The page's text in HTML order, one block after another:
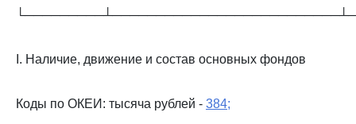
I. Наличие, движение и состав основных фондов
Коды по ОКЕИ: тысяча рублей - 384;